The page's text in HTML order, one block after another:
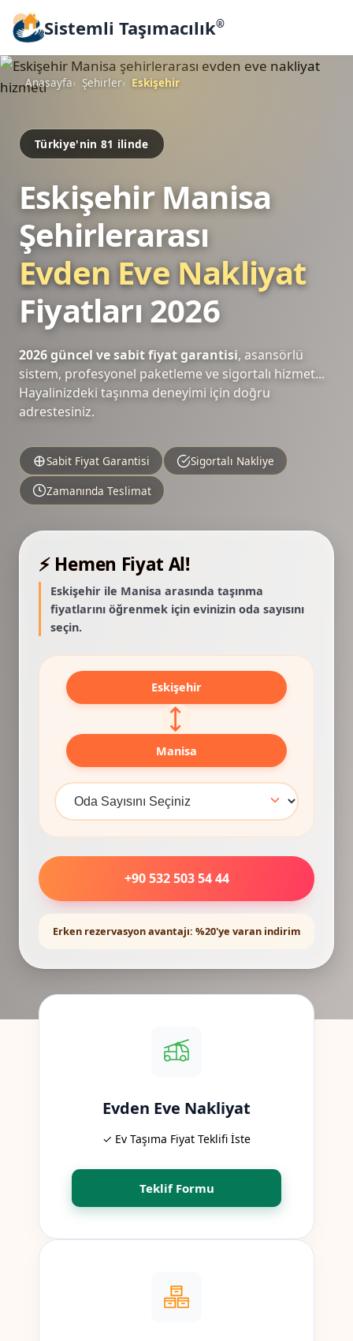
Sistemli Taşımacılık®
Anasayfa Şehirler Eskişehir
Türkiye'nin 81 ilinde
Eskişehir Manisa
Şehirlerarası
Evden Eve Nakliyat
Fiyatları 2026
2026 güncel ve sabit fiyat garantisi, asansörlü
sistem, profesyonel paketleme ve sigortalı hizmet...
Hayalinizdeki taşınma deneyimi için doğru
adrestesiniz.
Sabit Fiyat Garantisi
Sigortalı Nakliye
Zamanında Teslimat
⚡ Hemen Fiyat Al!
Eskişehir ile Manisa arasında taşınma
fiyatlarını öğrenmek için evinizin oda sayısını
seçin.
Eskişehir
⟷
Manisa
+90 532 503 54 44
Erken rezervasyon avantajı: %20'ye varan indirim
Evden Eve Nakliyat
✓ Ev Taşıma Fiyat Teklifi İste
Teklif Formu